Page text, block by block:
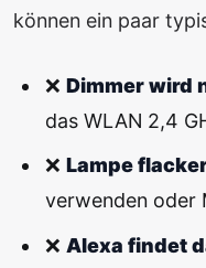
können ein paar
❌ Dimmer wird
das WLAN 2,4
❌ Lampe
verwenden oder
❌ Alexa findet